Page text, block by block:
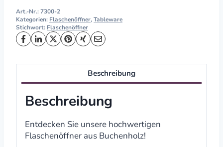
Art.-Nr.:7300-2
Kategorien: Flaschenöffner,Tableware
Stichwort: Flaschenöffner
Beschreibung
Beschreibung
Entdecken Sie unsere hochwertigen
Flaschenöffner aus Buchenholz!